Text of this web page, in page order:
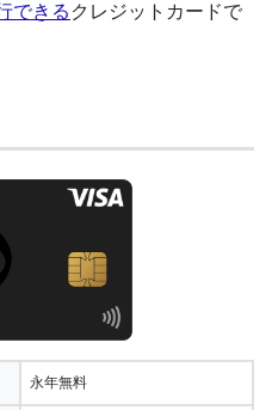
できる クレジットカードで
永年無料